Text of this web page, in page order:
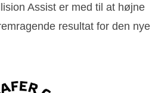
Assist er med til at højne
resultat for den nye